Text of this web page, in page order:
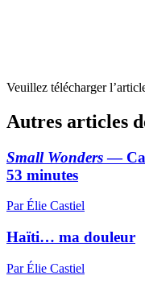
Veuillez télécharger
Autres articles
Small Wonders—
53 minutes
Par Élie Castiel
Haïti… ma douleur
Par Élie Castiel